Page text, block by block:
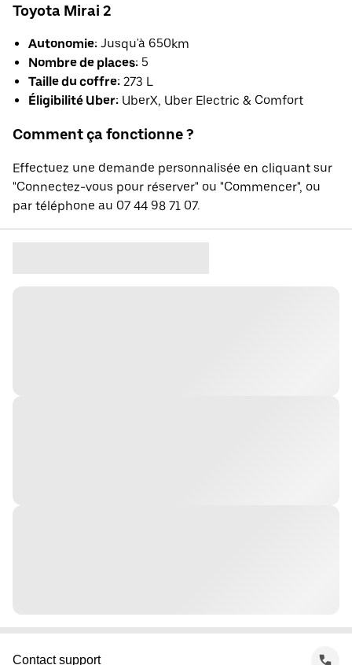
Toyota Mirai 2
Autonomie: Jusqu'à 650km
Nombre de places: 5
Taille du coffre: 273 L
Éligibilité Uber: UberX, Uber Electric & Comfort
Comment ça fonctionne ?
Effectuez une demande personnalisée en cliquant sur
"Connectez-vous pour réserver" ou "Commencer", ou
par téléphone au 07 44 98 71 07.
Contact support